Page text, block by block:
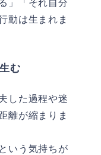
」「それ自分
動は生まれま
む
した過程や迷
離が縮まりま
いう気持ちが